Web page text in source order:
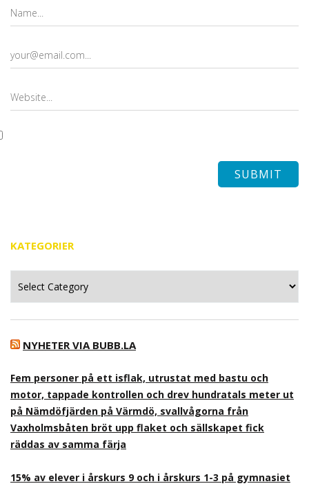
KATEGORIER
NYHETER VIA BUBB.LA
Fem personer på ett isflak, utrustat med bastu och
motor, tappade kontrollen och drev hundratals meter ut
på Nämdöfjärden på Värmdö, svallvågorna från
Vaxholmsbåten bröt upp flaket och sällskapet fick
räddas av samma färja
15% av elever i årskurs 9 och i årskurs 1-3 på gymnasiet